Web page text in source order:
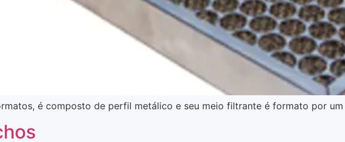
é composto de perfil metálico e seu meio filtrante é formato por